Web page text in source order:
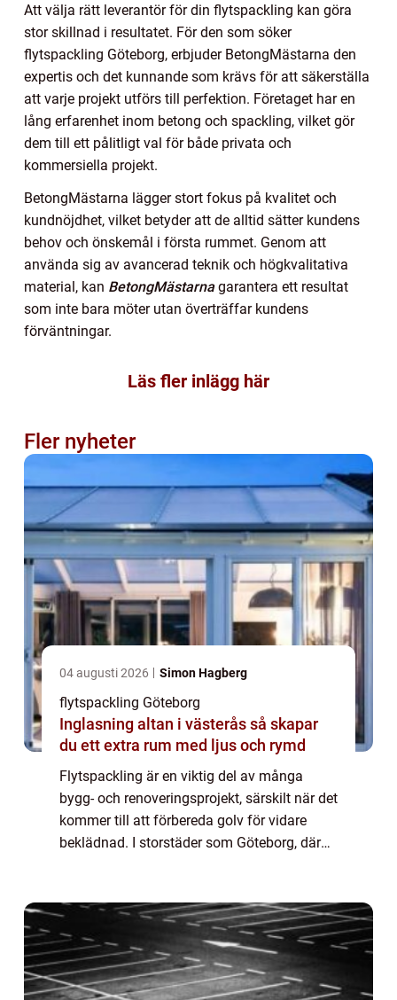
Att välja rätt leverantör för din flytspackling kan göra
stor skillnad i resultatet. För den som söker
flytspackling Göteborg, erbjuder BetongMästarna den
expertis och det kunnande som krävs för att säkerställa
att varje projekt utförs till perfektion. Företaget har en
lång erfarenhet inom betong och spackling, vilket gör
dem till ett pålitligt val för både privata och
kommersiella projekt.
BetongMästarna lägger stort fokus på kvalitet och
kundnöjdhet, vilket betyder att de alltid sätter kundens
behov och önskemål i första rummet. Genom att
använda sig av avancerad teknik och högkvalitativa
material, kan BetongMästarna garantera ett resultat
som inte bara möter utan överträffar kundens
förväntningar.
Läs fler inlägg här
Fler nyheter
04 augusti 2026 Simon Hagberg
flytspackling Göteborg
Inglasning altan i västerås så skapar
du ett extra rum med ljus och rymd
Flytspackling är en viktig del av många
bygg- och renoveringsprojekt, särskilt när det
kommer till att förbereda golv för vidare
beklädnad. I storstäder som Göteborg, där